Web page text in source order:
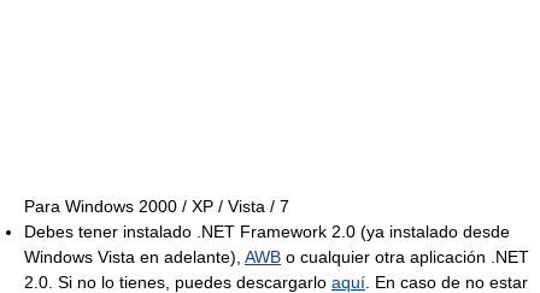
Para Windows 2000 / XP / Vista / 7
Debes tener instalado .NET Framework 2.0 (ya instalado desde
Windows Vista en adelante), AWB o cualquier otra aplicación .NET
2.0. Si no lo tienes, puedes descargarlo aquí . En caso de no estar